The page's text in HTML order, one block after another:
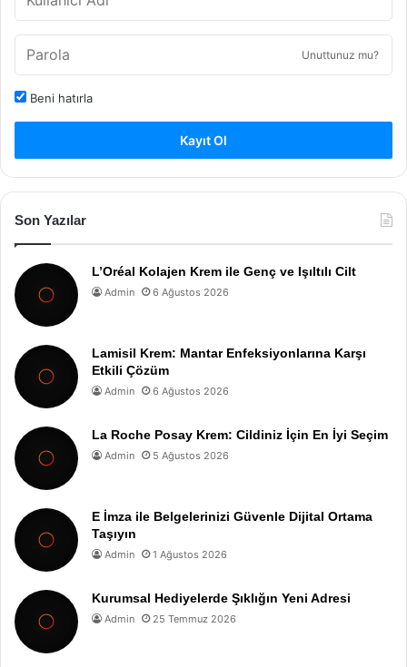
Unuttunuz mu?
Beni hatırla
Kayıt Ol
Son Yazılar
L’Oréal Kolajen Krem ile Genç ve Işıltılı Cilt
Admin 6 Ağustos 2026
Lamisil Krem: Mantar Enfeksiyonlarına Karşı
Etkili Çözüm
Admin 6 Ağustos 2026
La Roche Posay Krem: Cildiniz İçin En İyi Seçim
Admin 5 Ağustos 2026
E İmza ile Belgelerinizi Güvenle Dijital Ortama
Taşıyın
Admin 1 Ağustos 2026
Kurumsal Hediyelerde Şıklığın Yeni Adresi
Admin 25 Temmuz 2026